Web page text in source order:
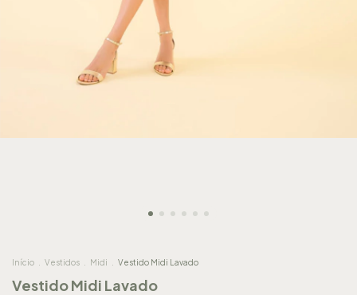
Início Vestidos Midi Vestido Midi Lavado
Vestido Midi Lavado